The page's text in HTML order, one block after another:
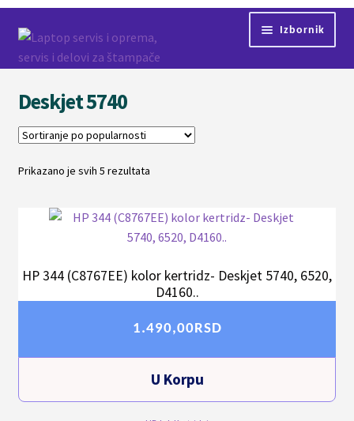
na
navigaciju
na
sadržaj
Izbornik
Početna
Servis
Deskjet 5740
Prikazano je svih 5 rezultataSortirano
HP 344 (C8767EE) kolor kertridz- Deskjet 5740, 6520,
D4160..
1.490,00RSD
U Korpu